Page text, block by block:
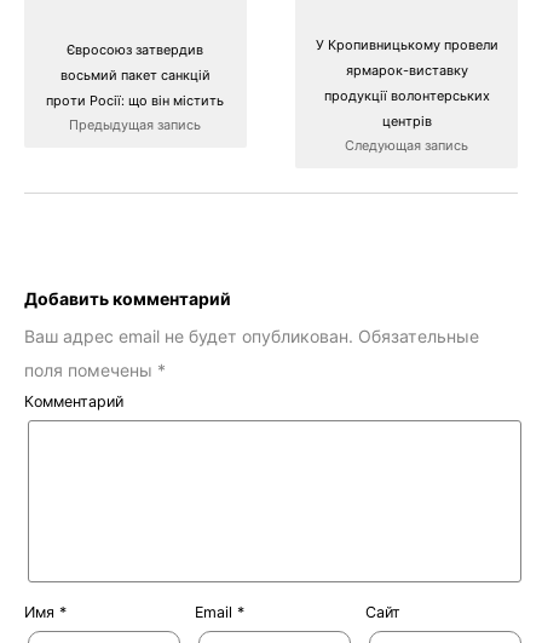
Євросоюз затвердив
восьмий пакет санкцій
проти Росії: що він містить
Предыдущая запись
У Кропивницькому провели
ярмарок-виставку
продукції волонтерських
центрів
Следующая запись
Добавить комментарий
Ваш адрес email не будет опубликован. Обязательные
поля помечены *
Комментарий
Имя * Email * Сайт